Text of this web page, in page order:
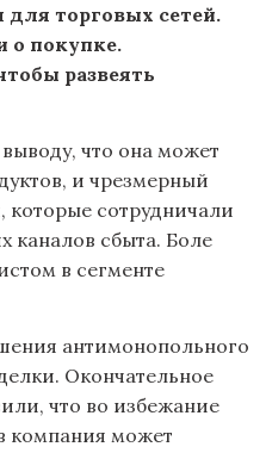
торговых сетей.
о покупке.
развеять
что она может
и чрезмерный
которые сотрудничали
каналов сбыта. Боле
в сегменте
антимонопольного
Окончательное
что во избежание
компания может